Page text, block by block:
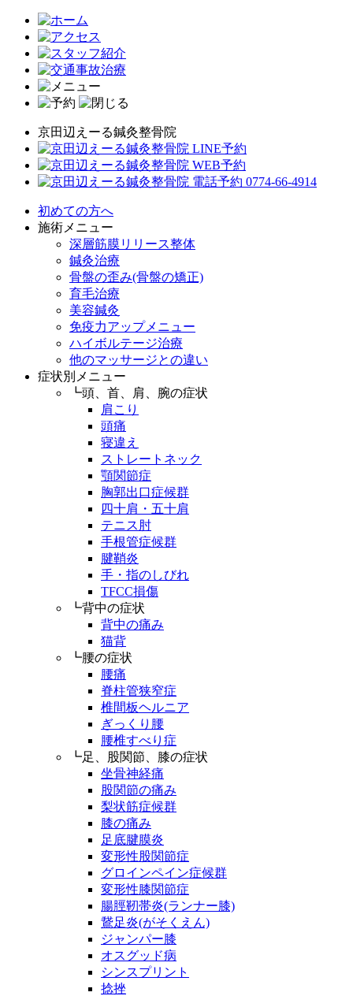
京田辺えーる鍼灸整骨院
初めての方へ
施術メニュー
深層筋膜リリース整体
鍼灸治療
骨盤の歪み(骨盤の矯正)
育毛治療
美容鍼灸
免疫力アップメニュー
ハイボルテージ治療
他のマッサージとの違い
症状別メニュー
┗頭、首、肩、腕の症状
肩こり
頭痛
寝違え
ストレートネック
顎関節症
胸郭出口症候群
四十肩・五十肩
テニス肘
手根管症候群
腱鞘炎
手・指のしびれ
TFCC損傷
┗背中の症状
背中の痛み
猫背
┗腰の症状
腰痛
脊柱管狭窄症
椎間板ヘルニア
ぎっくり腰
腰椎すべり症
┗足、股関節、膝の症状
坐骨神経痛
股関節の痛み
梨状筋症候群
膝の痛み
足底腱膜炎
変形性股関節症
グロインペイン症候群
変形性膝関節症
腸脛靭帯炎(ランナー膝)
鵞足炎(がそくえん)
ジャンパー膝
オスグッド病
シンスプリント
捻挫